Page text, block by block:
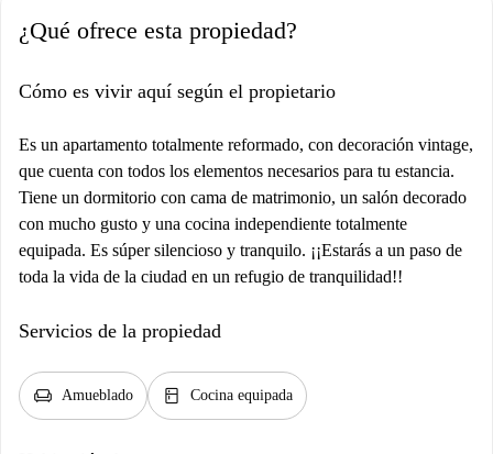
¿Qué ofrece esta propiedad?
Cómo es vivir aquí según el propietario
Es un apartamento totalmente reformado, con decoración vintage,
que cuenta con todos los elementos necesarios para tu estancia.
Tiene un dormitorio con cama de matrimonio, un salón decorado
con mucho gusto y una cocina independiente totalmente
equipada. Es súper silencioso y tranquilo. ¡¡Estarás a un paso de
toda la vida de la ciudad en un refugio de tranquilidad!!
Servicios de la propiedad
chair Amueblado kitchen Cocina equipada